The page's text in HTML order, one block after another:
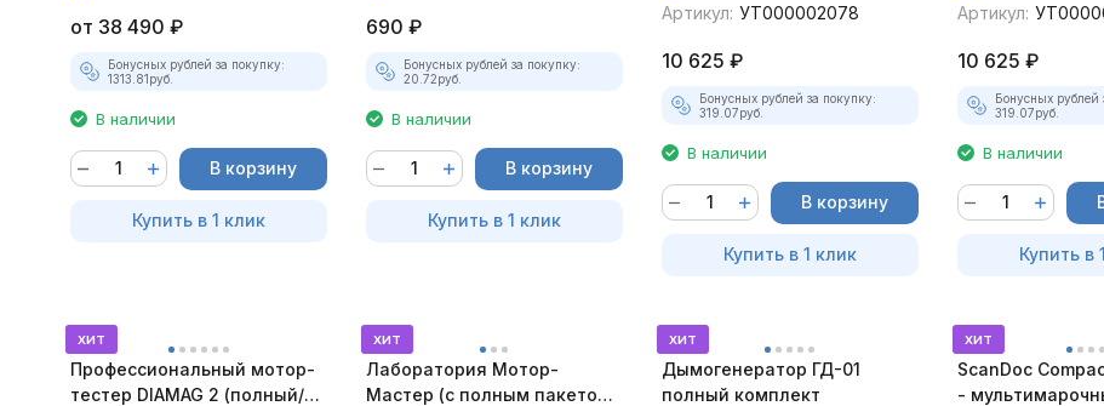
от 38 490 ₽
Бонусных рублей за покупку:
1313.81руб.
В наличии
В корзину
Купить в 1 клик
690 ₽
Бонусных рублей за покупку:
20.72руб.
В наличии
В корзину
Купить в 1 клик
Артикул: УТ000002078
10 625 ₽
Бонусных рублей за покупку:
319.07руб.
В наличии
В корзину
Купить в 1 клик
Артикул:
10 625 ₽
Бонусных рублей
319.07руб.
В наличии
Купить в
хит
Профессиональный мотор-
тестер DIAMAG 2 (полный/
хит
Лаборатория Мотор-
Мастер (с полным пакетом
хит
Дымогенератор ГД-01
полный комплект
хит
ScanDoc
-